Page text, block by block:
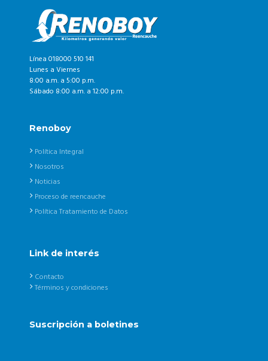
Línea 018000 510 141
Lunes a Viernes
8:00 a.m. a 5:00 p.m.
Sábado 8:00 a.m. a 12:00 p.m.
Renoboy
Política Integral
Nosotros
Noticias
Proceso de reencauche
Política Tratamiento de Datos
Link de interés
Contacto
Términos y condiciones
Suscripción a boletines